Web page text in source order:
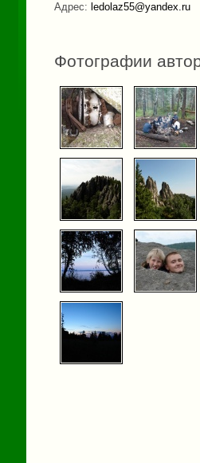
Адрес: ledolaz55@yandex.ru
Фотографии